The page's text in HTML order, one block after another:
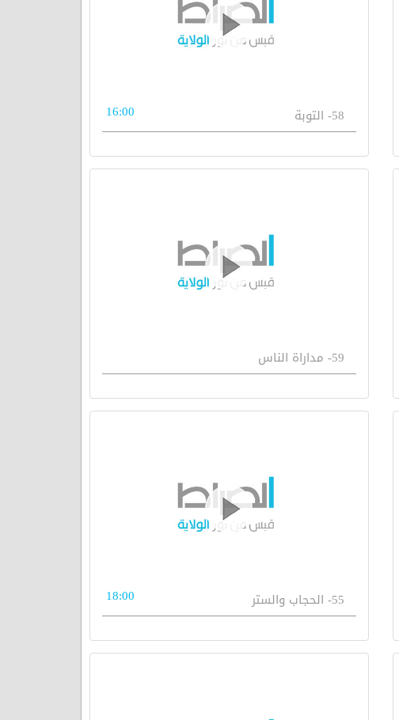
58- التوبة 16:00
59- مداراة الناس
55- الحجاب والستر 18:00